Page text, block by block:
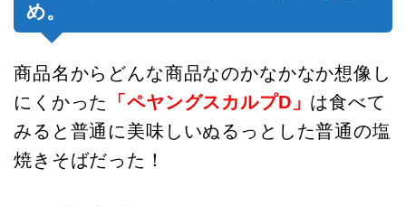
め。
商品名からどんな商品なのかなかなか想像し
にくかった
「ペヤングスカルプD」 は食べて
みると普通に美味しいぬるっとした普通の塩
焼きそばだった！